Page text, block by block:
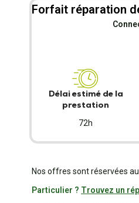
Forfait réparation
Délai estimé de la
prestation
72h
Nos offres sont réservées
Particulier ? Trouvez un